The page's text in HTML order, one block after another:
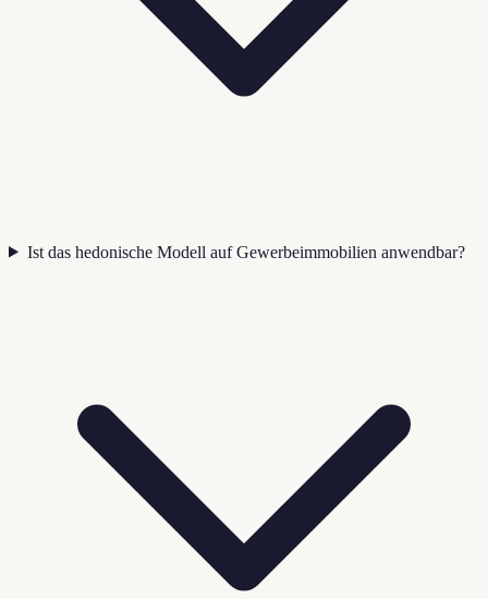
Ist das hedonische Modell auf Gewerbeimmobilien anwendbar?